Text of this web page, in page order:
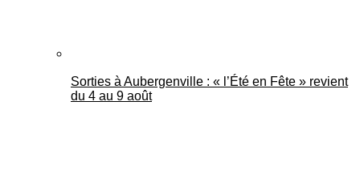
Sorties à Aubergenville : « l’Été en Fête » revient
du 4 au 9 août